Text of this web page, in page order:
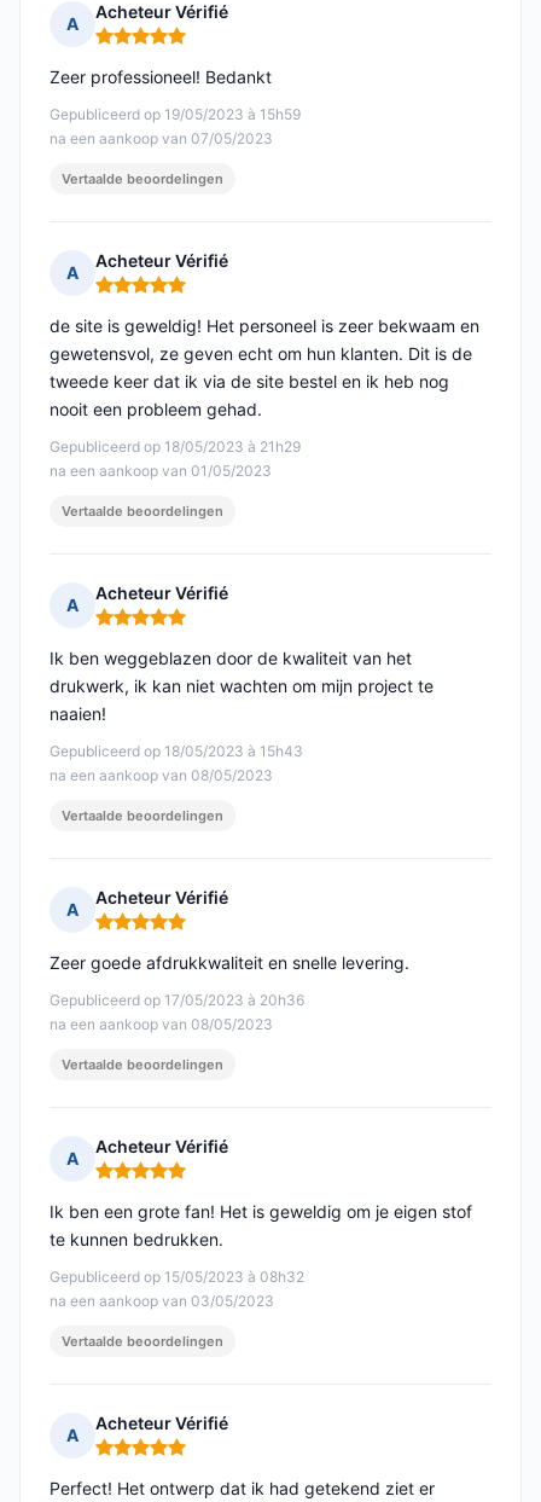
A
Acheteur Vérifié
Opmerking: 5 van 5
Gepubliceerd op 19/05/2023 à 15h59
na een aankoop van 07/05/2023
Zeer professioneel! Bedankt
Vertaalde beoordelingen
A
Acheteur Vérifié
Opmerking: 5 van 5
Gepubliceerd op 18/05/2023 à 21h29
na een aankoop van 01/05/2023
de site is geweldig! Het personeel is zeer bekwaam en
gewetensvol, ze geven echt om hun klanten. Dit is de
tweede keer dat ik via de site bestel en ik heb nog
nooit een probleem gehad.
Vertaalde beoordelingen
A
Acheteur Vérifié
Opmerking: 5 van 5
Gepubliceerd op 18/05/2023 à 15h43
na een aankoop van 08/05/2023
Ik ben weggeblazen door de kwaliteit van het
drukwerk, ik kan niet wachten om mijn project te
naaien!
Vertaalde beoordelingen
A
Acheteur Vérifié
Opmerking: 5 van 5
Gepubliceerd op 17/05/2023 à 20h36
na een aankoop van 08/05/2023
Zeer goede afdrukkwaliteit en snelle levering.
Vertaalde beoordelingen
A
Acheteur Vérifié
Opmerking: 5 van 5
Gepubliceerd op 15/05/2023 à 08h32
na een aankoop van 03/05/2023
Ik ben een grote fan! Het is geweldig om je eigen stof
te kunnen bedrukken.
Vertaalde beoordelingen
A
Acheteur Vérifié
Opmerking: 5 van 5
Perfect! Het ontwerp dat ik had getekend ziet er